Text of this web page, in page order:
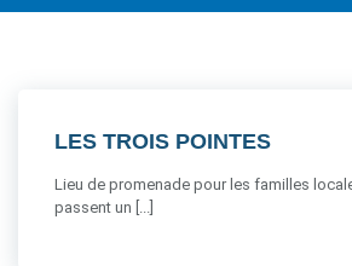
LES TROIS POINTES
Lieu de promenade pour les familles
passent un [...]